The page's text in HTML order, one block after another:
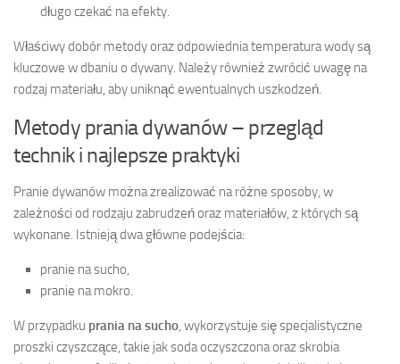
długo czekać na efekty.
Właściwy dobór metody oraz odpowiednia temperatura wody są
kluczowe w dbaniu o dywany. Należy również zwrócić uwagę na
rodzaj materiału, aby uniknąć ewentualnych uszkodzeń.
Metody prania dywanów – przegląd
technik i najlepsze praktyki
Pranie dywanów można zrealizować na różne sposoby, w
zależności od rodzaju zabrudzeń oraz materiałów, z których są
wykonane. Istnieją dwa główne podejścia:
pranie na sucho,
pranie na mokro.
W przypadku prania na sucho , wykorzystuje się specjalistyczne
proszki czyszczące, takie jak soda oczyszczona oraz skrobia